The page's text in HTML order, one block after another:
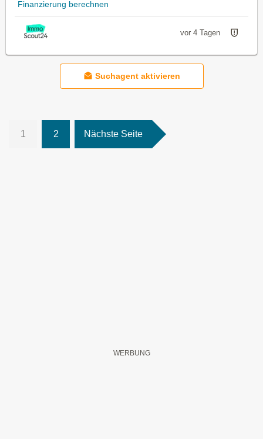
Finanzierung berechnen
vor 4 Tagen
Suchagent aktivieren
1 2 Nächste Seite